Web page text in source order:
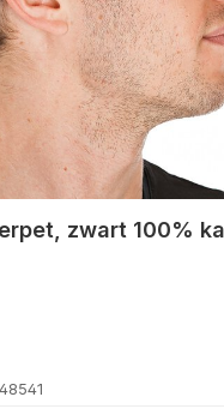
zwart 100%